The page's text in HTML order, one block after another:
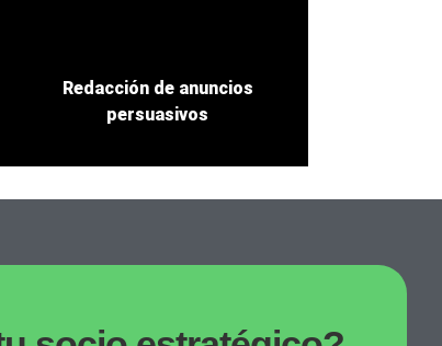
Redacción de anuncios
persuasivos